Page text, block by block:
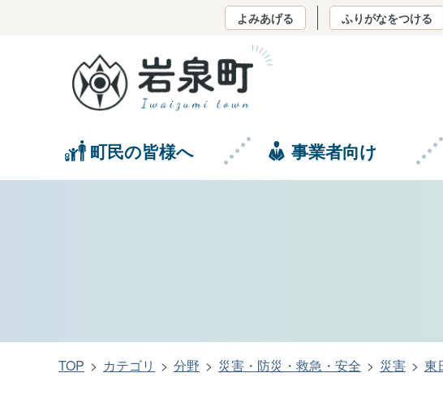
町民の皆様へ 事業者向け
よみあげる ふりがなをつける
TOP カテゴリ 分野 災害・防災・救急・安全 災害 東